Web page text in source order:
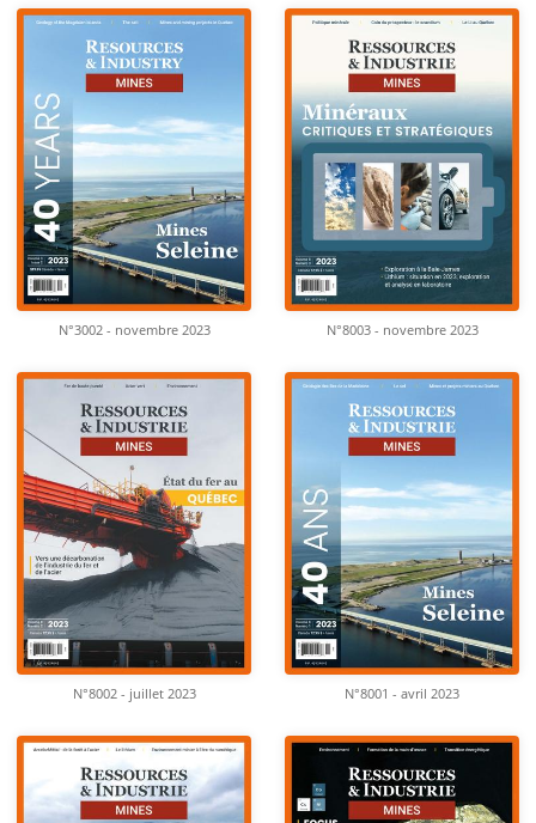
N°3002 - novembre 2023 N°8003 - novembre 2023
N°8002 - juillet 2023 N°8001 - avril 2023